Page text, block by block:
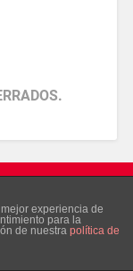
experiencia de
para la
de nuestra política de